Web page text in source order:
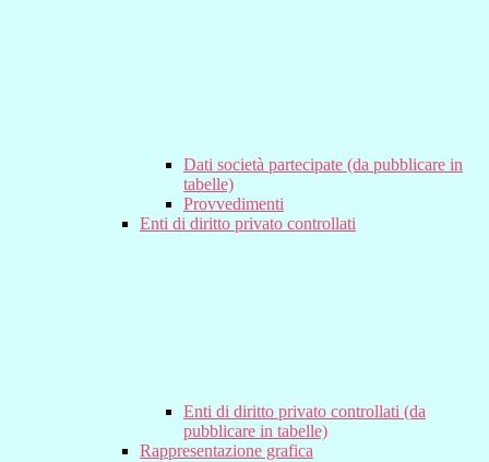
Dati società partecipate (da pubblicare in
tabelle)
Provvedimenti
Enti di diritto privato controllati
Enti di diritto privato controllati (da
pubblicare in tabelle)
Rappresentazione grafica